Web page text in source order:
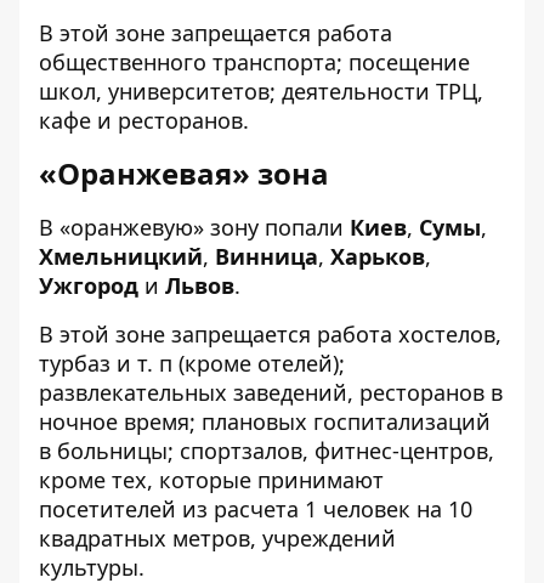
В этой зоне запрещается работа
общественного транспорта; посещение
школ, университетов; деятельности ТРЦ,
кафе и ресторанов.
«Оранжевая» зона
В «оранжевую» зону попали Киев, Сумы,
Хмельницкий, Винница, Харьков,
Ужгород и Львов.
В этой зоне запрещается работа хостелов,
турбаз и т. п (кроме отелей);
развлекательных заведений, ресторанов в
ночное время; плановых госпитализаций
в больницы; спортзалов, фитнес-центров,
кроме тех, которые принимают
посетителей из расчета 1 человек на 10
квадратных метров, учреждений
культуры.